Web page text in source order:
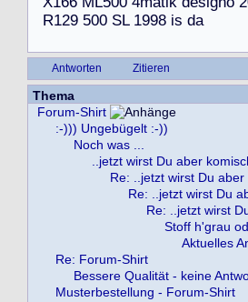
R129 500 SL 1998 is da
Antworten Zitieren
Thema
Forum-Shirt
:-))) Ungebügelt :-))
Noch was ...
..jetzt wirst Du aber
Re: ..jetzt wirst Du aber
Re: ..jetzt wirst Du
Re: ..jetzt wirst
Stoff h'grau
Aktuelles
Re: Forum-Shirt
Bessere Qualität - keine
Musterbestellung - Forum-Shirt